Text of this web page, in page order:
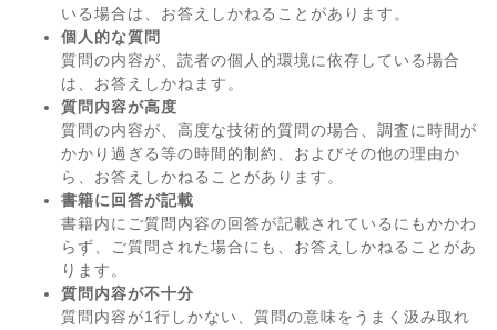
いる場合は、お答えしかねることがあります。
個人的な質問
質問の内容が、読者の個人的環境に依存している場合
は、お答えしかねます。
質問内容が高度
質問の内容が、高度な技術的質問の場合、調査に時間が
かかり過ぎる等の時間的制約、およびその他の理由か
ら、お答えしかねることがあります。
書籍に回答が記載
書籍内にご質問内容の回答が記載されているにもかかわ
らず、ご質問された場合にも、お答えしかねることがあ
ります。
質問内容が不十分
質問内容が1行しかない、質問の意味をうまく汲み取れ